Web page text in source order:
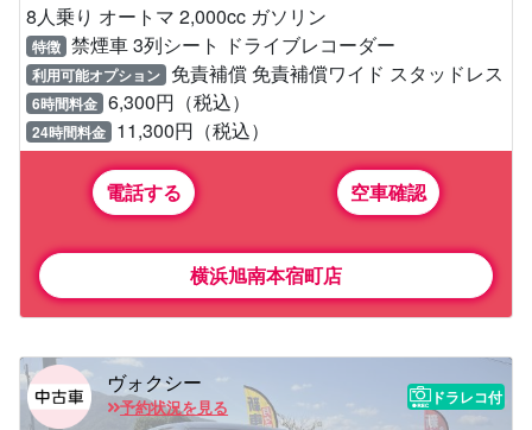
8人乗り オートマ 2,000cc ガソリン
特徴 禁煙車 3列シート ドライブレコーダー
利用可能オプション 免責補償 免責補償ワイド スタッドレス
6時間料金 6,300円（税込）
24時間料金 11,300円（税込）
電話する 空車確認
横浜旭南本宿町店
ヴォクシー
予約状況を見る
ドラレコ付